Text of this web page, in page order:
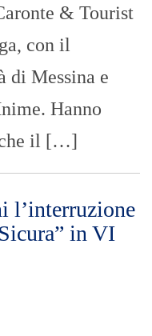
& Tourist
con il
di Messina e
Hanno
il […]
l’interruzione
in VI